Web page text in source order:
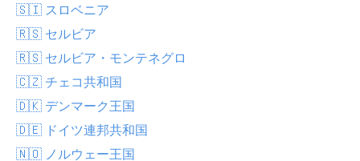
🇸🇮 スロベニア
🇷🇸 セルビア
🇷🇸 セルビア・モンテネグロ
🇨🇿 チェコ共和国
🇩🇰 デンマーク王国
🇩🇪 ドイツ連邦共和国
🇳🇴 ノルウェー王国